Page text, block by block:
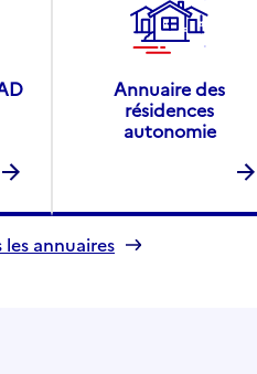
Annuaire des
résidences
autonomie
les annuaires